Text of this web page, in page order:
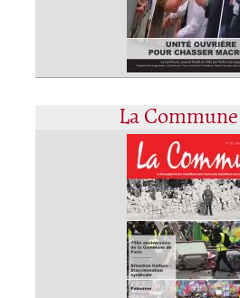
La Commune